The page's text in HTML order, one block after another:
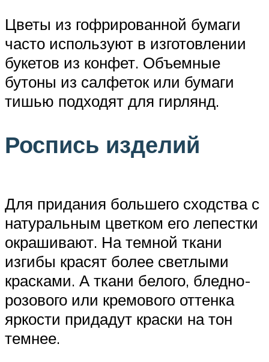
Цветы из гофрированной бумаги
часто используют в изготовлении
букетов из конфет. Объемные
бутоны из салфеток или бумаги
тишью подходят для гирлянд.
Роспись изделий
Для придания большего сходства с
натуральным цветком его лепестки
окрашивают. На темной ткани
изгибы красят более светлыми
красками. А ткани белого, бледно-
розового или кремового оттенка
яркости придадут краски на тон
темнее.